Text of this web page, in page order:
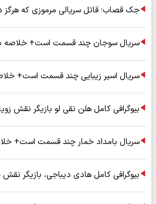
جک قصاب؛ قاتل سریالی مرموزی که هرگز
سریال سوجان چند قسمت است+ خلاصه
سریال اسیر زیبایی چند قسمت است+
بیوگرافی کامل هلن نقی لو بازیگر نقش
سریال بامداد خمار چند قسمت است+
بیوگرافی کامل هادی دیباجی، بازیگر